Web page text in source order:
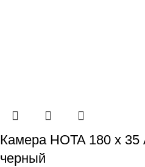
Камера HOTA 180 х 35
черный